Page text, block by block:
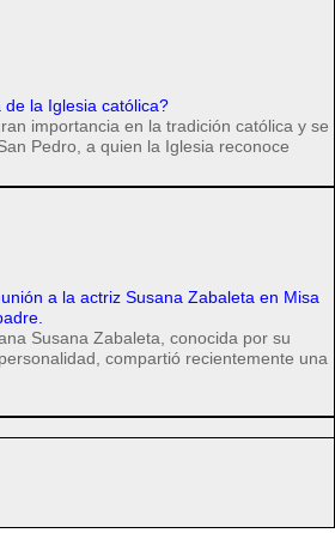
la Iglesia católica?
importancia en la tradición católica y se
Pedro, a quien la Iglesia reconoce
a la actriz Susana Zabaleta en Misa
Susana Zabaleta, conocida por su
compartió recientemente una